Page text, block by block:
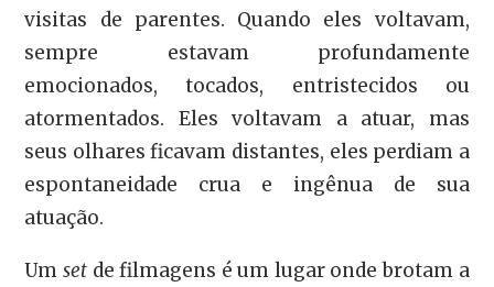
visitas de parentes. Quando eles voltavam,
sempre estavam profundamente
emocionados, tocados, entristecidos ou
atormentados. Eles voltavam a atuar, mas
seus olhares ficavam distantes, eles perdiam a
espontaneidade crua e ingênua de sua
atuação.
Um set de filmagens é um lugar onde brotam a